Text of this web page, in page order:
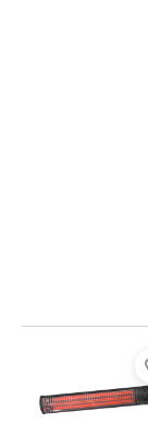
La note est de 9,1